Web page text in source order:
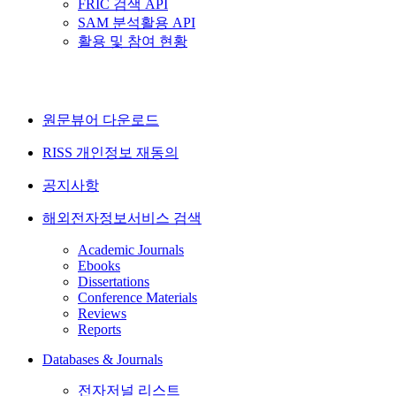
FRIC 검색 API
SAM 분석활용 API
활용 및 참여 현황
원문뷰어 다운로드
RISS 개인정보 재동의
공지사항
해외전자정보서비스 검색
Academic Journals
Ebooks
Dissertations
Conference Materials
Reviews
Reports
Databases & Journals
전자저널 리스트